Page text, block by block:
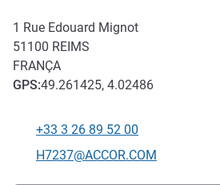
1 Rue Edouard Mignot
51100 REIMS
FRANÇA
GPS:49.261425, 4.02486
Telefone
+33 3 26 89 52 00
E-mail de contato
H7237@ACCOR.COM